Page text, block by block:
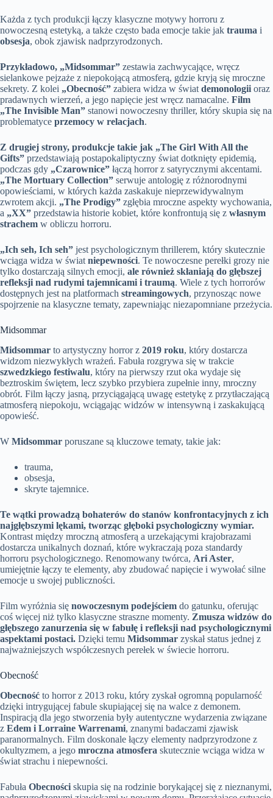
Każda z tych produkcji łączy klasyczne motywy horroru z
nowoczesną estetyką, a także często bada emocje takie jak trauma i
obsesja, obok zjawisk nadprzyrodzonych.
Przykładowo, „Midsommar” zestawia zachwycające, wręcz
sielankowe pejzaże z niepokojącą atmosferą, gdzie kryją się mroczne
sekrety. Z kolei „Obecność” zabiera widza w świat demonologii oraz
pradawnych wierzeń, a jego napięcie jest wręcz namacalne. Film
„The Invisible Man” stanowi nowoczesny thriller, który skupia się na
problematyce przemocy w relacjach.
Z drugiej strony, produkcje takie jak „The Girl With All the
Gifts” przedstawiają postapokaliptyczny świat dotknięty epidemią,
podczas gdy „Czarownice” łączą horror z satyrycznymi akcentami.
„The Mortuary Collection” serwuje antologię z różnorodnymi
opowieściami, w których każda zaskakuje nieprzewidywalnym
zwrotem akcji. „The Prodigy” zgłębia mroczne aspekty wychowania,
a „XX” przedstawia historie kobiet, które konfrontują się z własnym
strachem w obliczu horroru.
„Ich seh, Ich seh” jest psychologicznym thrillerem, który skutecznie
wciąga widza w świat niepewności. Te nowoczesne perełki grozy nie
tylko dostarczają silnych emocji, ale również skłaniają do głębszej
refleksji nad rudymi tajemnicami i traumą. Wiele z tych horrorów
dostępnych jest na platformach streamingowych, przynosząc nowe
spojrzenie na klasyczne tematy, zapewniając niezapomniane przeżycia.
Midsommar
Midsommar to artystyczny horror z 2019 roku, który dostarcza
widzom niezwykłych wrażeń. Fabuła rozgrywa się w trakcie
szwedzkiego festiwalu, który na pierwszy rzut oka wydaje się
beztroskim świętem, lecz szybko przybiera zupełnie inny, mroczny
obrót. Film łączy jasną, przyciągającą uwagę estetykę z przytłaczającą
atmosferą niepokoju, wciągając widzów w intensywną i zaskakującą
opowieść.
W Midsommar poruszane są kluczowe tematy, takie jak:
trauma,
obsesja,
skryte tajemnice.
Te wątki prowadzą bohaterów do stanów konfrontacyjnych z ich
najgłębszymi lękami, tworząc głęboki psychologiczny wymiar.
Kontrast między mroczną atmosferą a urzekającymi krajobrazami
dostarcza unikalnych doznań, które wykraczają poza standardy
horroru psychologicznego. Renomowany twórca, Ari Aster,
umiejętnie łączy te elementy, aby zbudować napięcie i wywołać silne
emocje u swojej publiczności.
Film wyróżnia się nowoczesnym podejściem do gatunku, oferując
coś więcej niż tylko klasyczne straszne momenty. Zmusza widzów do
głębszego zanurzenia się w fabułę i refleksji nad psychologicznymi
aspektami postaci. Dzięki temu Midsommar zyskał status jednej z
najważniejszych współczesnych perełek w świecie horroru.
Obecność
Obecność to horror z 2013 roku, który zyskał ogromną popularność
dzięki intrygującej fabule skupiającej się na walce z demonem.
Inspiracją dla jego stworzenia były autentyczne wydarzenia związane
z Edem i Lorraine Warrenami, znanymi badaczami zjawisk
paranormalnych. Film doskonale łączy elementy nadprzyrodzone z
okultyzmem, a jego mroczna atmosfera skutecznie wciąga widza w
świat strachu i niepewności.
Fabuła Obecności skupia się na rodzinie borykającej się z nieznanymi,